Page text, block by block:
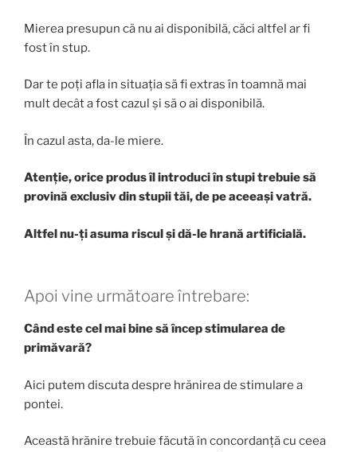
Mierea presupun că nu ai disponibilă, căci altfel ar fi
fost în stup.
Dar te poți afla in situația să fi extras în toamnă mai
mult decât a fost cazul și să o ai disponibilă.
În cazul asta, da-le miere.
Atenție, orice produs îl introduci în stupi trebuie să
provină exclusiv din stupii tăi, de pe aceeași vatră.
Altfel nu-ți asuma riscul și dă-le hrană artificială.
Apoi vine următoare întrebare:
Când este cel mai bine să încep stimularea de
primăvară?
Aici putem discuta despre hrănirea de stimulare a
pontei.
Această hrănire trebuie făcută în concordanță cu ceea